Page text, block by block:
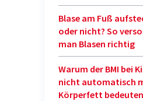
Blase am Fuß
oder nicht? So
man Blasen richtig
Warum der BMI bei
nicht automatisch
Körperfett